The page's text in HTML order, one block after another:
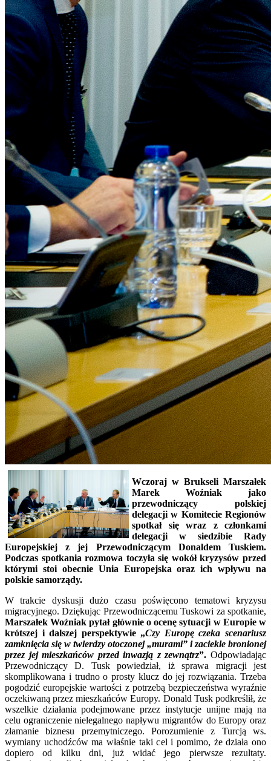
Wczoraj w Brukseli Marszałek
Marek Woźniak jako
przewodniczący polskiej
delegacji w Komitecie Regionów
spotkał się wraz z członkami
delegacji w siedzibie Rady
Europejskiej z jej Przewodniczącym Donaldem Tuskiem.
Podczas spotkania rozmowa toczyła się wokół kryzysów przed
którymi stoi obecnie Unia Europejska oraz ich wpływu na
polskie samorządy.
W trakcie dyskusji dużo czasu poświęcono tematowi kryzysu
migracyjnego. Dziękując Przewodniczącemu Tuskowi za spotkanie,
Marszałek Woźniak pytał głównie o ocenę sytuacji w Europie w
krótszej i dalszej perspektywie „Czy Europę czeka scenariusz
zamknięcia się w twierdzy otoczonej „murami” i zaciekle bronionej
przez jej mieszkańców przed inwazją z zewnątrz”. Odpowiadając
Przewodniczący D. Tusk powiedział, iż sprawa migracji jest
skomplikowana i trudno o prosty klucz do jej rozwiązania. Trzeba
pogodzić europejskie wartości z potrzebą bezpieczeństwa wyraźnie
oczekiwaną przez mieszkańców Europy. Donald Tusk podkreślił, że
wszelkie działania podejmowane przez instytucje unijne mają na
celu ograniczenie nielegalnego napływu migrantów do Europy oraz
złamanie biznesu przemytniczego. Porozumienie z Turcją ws.
wymiany uchodźców ma właśnie taki cel i pomimo, że działa ono
dopiero od kilku dni, już widać jego pierwsze rezultaty.